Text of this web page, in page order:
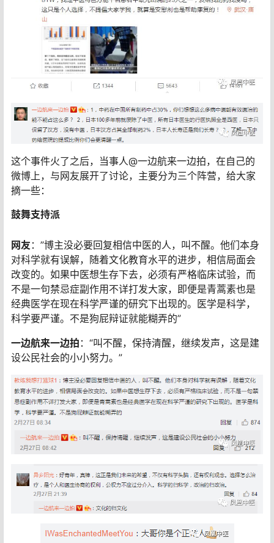
这个事件火了之后，当事人@一边航来一边拍，在自己的
微博上，与网友展开了讨论，主要分为三个阵营，给大家
摘一些：
鼓舞支持派
网友 ：”博主没必要回复相信中医的人，叫不醒。他们本身
对科学就有误解，随着文化教育水平的进步，相信局面会
改变的。如果中医想生存下去，必须有严格临床试验，而
不是一句禁忌症副作用不详打发大家，即便是青蒿素也是
经典医学在现在科学严谨的研究下出现的。医学是科学，
科学要严谨。不是狗屁辩证就能糊弄的”
一边航来一边拍 ：“叫不醒，保持清醒，继续发声，这是建
设公民社会的小小努力。”